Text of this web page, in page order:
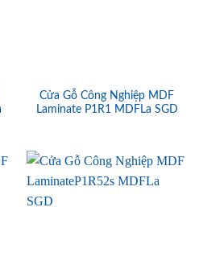
Cửa Gỗ Công Nghiệp MDF
Laminate P1R1 MDFLa SGD